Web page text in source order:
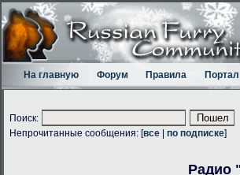
На главную Форум Правила Портал
Поиск:
Непрочитанные сообщения: [все по подписке]
Радио